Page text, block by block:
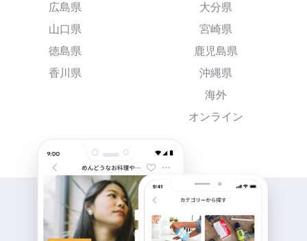
広島県
山口県
徳島県
香川県
大分県
宮崎県
鹿児島県
沖縄県
海外
オンライン